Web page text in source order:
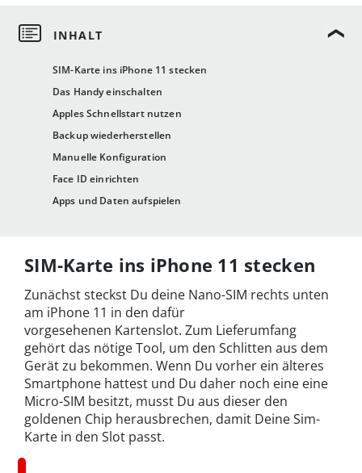
SIM-Karte ins iPhone 11 stecken
Das Handy einschalten
Apples Schnellstart nutzen
Backup wiederherstellen
Manuelle Konfiguration
Face ID einrichten
Apps und Daten aufspielen
SIM-Karte ins iPhone 11 stecken
Zunächst steckst Du deine Nano-SIM rechts unten
am iPhone 11 in den dafür
vorgesehenen Kartenslot. Zum Lieferumfang
gehört das nötige Tool, um den Schlitten aus dem
Gerät zu bekommen. Wenn Du vorher ein älteres
Smartphone hattest und Du daher noch eine eine
Micro-SIM besitzt, musst Du aus dieser den
goldenen Chip herausbrechen, damit Deine Sim-
Karte in den Slot passt.